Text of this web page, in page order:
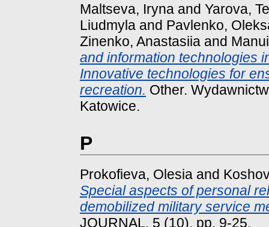
Maltseva, Iryna and Yarova,
Liudmyla and Pavlenko,
Zinenko, Anastasiia and
and information technologies
Innovative technologies for
recreation. Other.
Katowice.
P
Prokofieva, Olesia and
Special aspects of personal
demobilized military service
JOURNAL, 5 (10). pp. 9-25.